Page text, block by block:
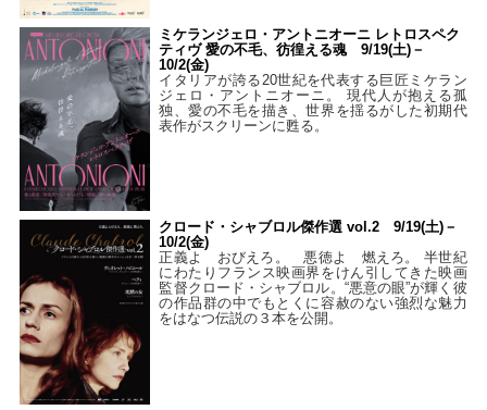
ミケランジェロ・アントニオーニ レトロスペク
ティヴ 愛の不毛、彷徨える魂 9/19(土)－
10/2(金)
イタリアが誇る20世紀を代表する巨匠ミケラン
ジェロ・アントニオーニ。 現代人が抱える孤
独、愛の不毛を描き、世界を揺るがした初期代
表作がスクリーンに甦る。
クロード・シャブロル傑作選 vol.2 9/19(土)－
10/2(金)
正義よ おびえろ。 悪徳よ 燃えろ。 半世紀
にわたりフランス映画界をけん引してきた映画
監督クロード・シャブロル。“悪意の眼”が輝く彼
の作品群の中でもとくに容赦のない強烈な魅力
をはなつ伝説の３本を公開。